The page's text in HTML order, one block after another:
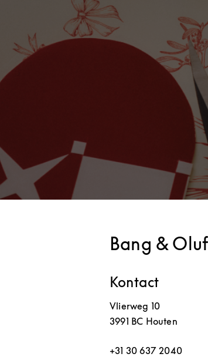
Bang &
Kontact
Vlierweg 10
3991 BC Houten
+31 30 637 2040